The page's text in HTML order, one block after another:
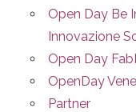
Open Day Be
Innovazione
Open Day
OpenDay
Partner